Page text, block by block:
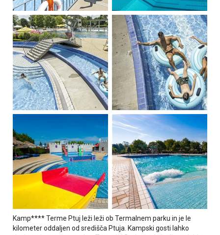
Kamp**** Terme Ptuj leži leži ob Termalnem parku in je le
kilometer oddaljen od središča Ptuja. Kampski gosti lahko